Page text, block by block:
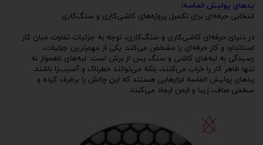
پدهای پولیش الماسه:
انتخابی حرفه‌ای برای تکمیل پروژه‌های کاشی‌کاری و سنگ‌کاری
در دنیای حرفه‌ای کاشی‌کاری و سنگ‌کاری، توجه به جزئیات تفاوت میان کار
استاندارد و کار حرفه‌ای را مشخص می‌کند. یکی از مهم‌ترین جزئیات،
رسیدگی به لبه‌های کاشی و سنگ پس از برش است. لبه‌های ناهموار نه
تنها ظاهر کار را خراب می‌کنند، بلکه می‌توانند خطرناک و آسیب‌زا باشند.
پدهای پولیش الماسه ابزارهایی هستند که این چالش را برطرف کرده و
سطحی صاف، زیبا و ایمن ایجاد می‌کنند.